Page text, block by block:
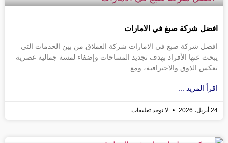
افضل شركة صبغ في الامارات
افضل شركة صبغ في الامارات شركة العملاق من بين الخدمات التي
يبحث عنها الأفراد بهدف تجديد المساحات وإضفاء لمسة جمالية عصرية
تعكس الذوق والاحترافية، ومع
اقرأ المزيد ...
24 أبريل، 2026 لا توجد تعليقات